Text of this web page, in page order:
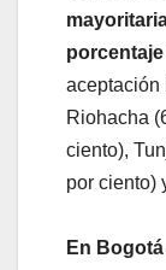
aceptación
Riohacha
ciento),
por ciento)
En